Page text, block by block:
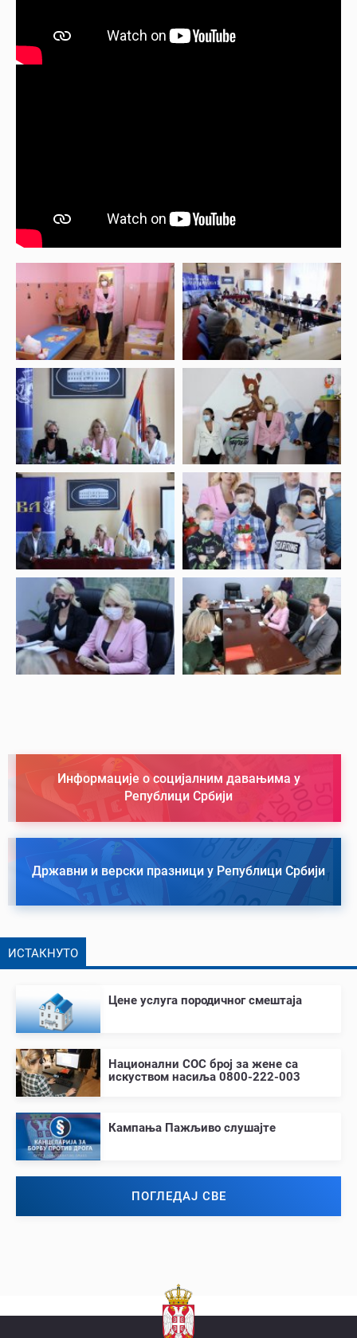
Информације о социјалним давањима у
Републици Србији
Државни и верски празници у Републици Србији
ИСТАКНУТО
Цене услуга породичног смештаја
Национални СОС број за жене са
искуством насиља 0800-222-003
Кампања Пажљиво слушајте
ПОГЛЕДАЈ СВЕ